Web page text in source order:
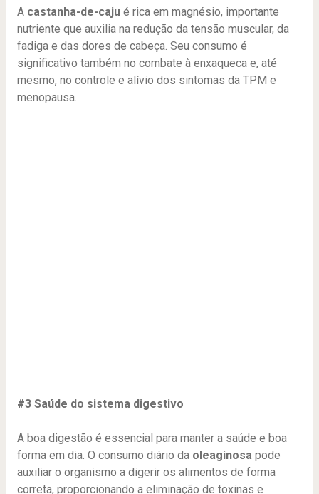
A castanha-de-cajué rica em magnésio, importante
nutriente que auxilia na redução da tensão muscular, da
fadiga e das dores de cabeça. Seu consumo é
significativo também no combate à enxaqueca e, até
mesmo, no controle e alívio dos sintomas da TPM e
menopausa.
#3 Saúde do sistema digestivo
A boa digestão é essencial para manter a saúde e boa
forma em dia. O consumo diário da oleaginosa pode
auxiliar o organismo a digerir os alimentos de forma
correta, proporcionando a eliminação de toxinas e